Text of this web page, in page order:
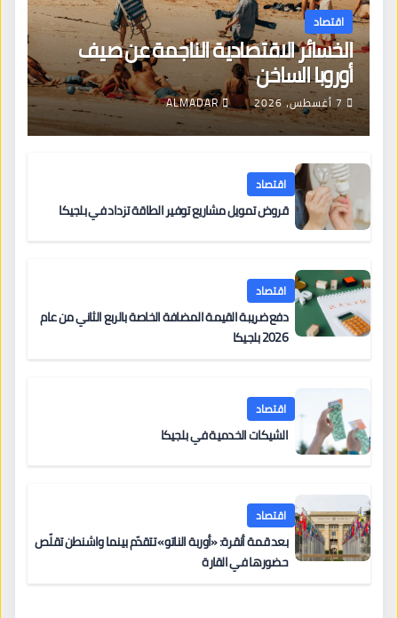
اقتصاد
الخسائر الاقتصادية الناجمة عن صيف
أوروبا الساخن
7 أغسطس، 2026 ALMADAR
اقتصاد
قروض تمويل مشاريع توفير الطاقة تزداد في بلجيكا
اقتصاد
دفع ضريبة القيمة المضافة الخاصة بالربع الثاني من عام
2026 بلجيكا
اقتصاد
الشيكات الخدمية في بلجيكا
اقتصاد
بعد قمة أنقرة: «أوربة الناتو» تتقدّم بينما واشنطن تقلّص
حضورها في القارة